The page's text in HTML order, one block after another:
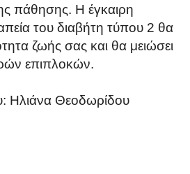
πάθησης. Η έγκαιρη
του διαβήτη τύπου 2 θα
ζωής σας και θα μειώσει
επιπλοκών.
Ηλιάνα Θεοδωρίδου